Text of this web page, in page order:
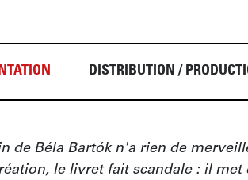
DISTRIBUTION /
de Béla Bartók n'a rien de
le livret fait scandale : il met